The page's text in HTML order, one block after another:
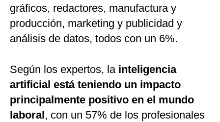
gráficos, redactores, manufactura y
producción, marketing y publicidad y
análisis de datos, todos con un 6%.
Según los expertos, la inteligencia
artificial está teniendo un impacto
principalmente positivo en el mundo
laboral, con un 57% de los profesionales